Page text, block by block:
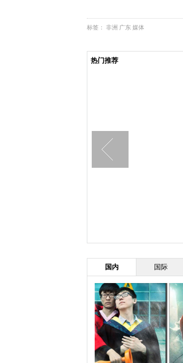
标签： 非洲 广东 媒体
热门推荐
国内 国际